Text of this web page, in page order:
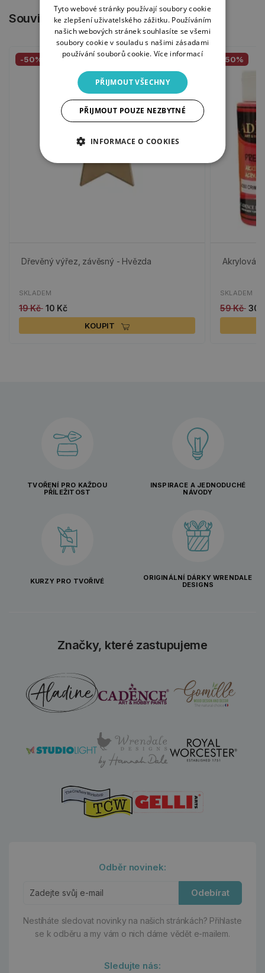
Související produkty
-50%
Dřevěný výřez, závěsný - Hvězda
SKLADEM
19 Kč 10 Kč
KOUPIT
-50%
Akrylová
SKLADEM
59 Kč 30
TVOŘENÍ PRO KAŽDOU
PŘÍLEŽITOST
INSPIRACE A JEDNODUCHÉ
NÁVODY
KURZY PRO TVOŘIVÉ
ORIGINÁLNÍ DÁRKY WRENDALE
DESIGNS
Značky, které zastupujeme
Odběr novinek:
Odebírat
Nestíháte sledovat novinky na našich stránkách? Přihlaste
se k odběru a my vám o nich dáme vědět e-mailem.
Sledujte nás:
Tyto webové stránky používají soubory cookie
ke zlepšení uživatelského zážitku. Používáním
našich webových stránek souhlasíte se všemi
soubory cookie v souladu s našimi zásadami
používání souborů cookie. Více informací
PŘIJMOUT VŠECHNY
PŘIJMOUT POUZE NEZBYTNÉ
INFORMACE O COOKIES